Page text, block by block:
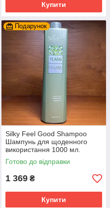
Купити
Подарунок
Silky Feel Good Shampoo
Шампунь для щоденного
використання 1000 мл.
Готово до відправки
1 369 ₴
Купити